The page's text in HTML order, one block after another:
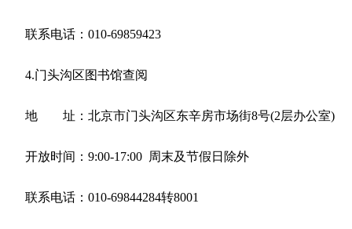
联系电话：010-69859423
4.门头沟区图书馆查阅
地 址：北京市门头沟区东辛房市场街8号(2层办公室)
开放时间：9:00-17:00 周末及节假日除外
联系电话：010-69844284转8001